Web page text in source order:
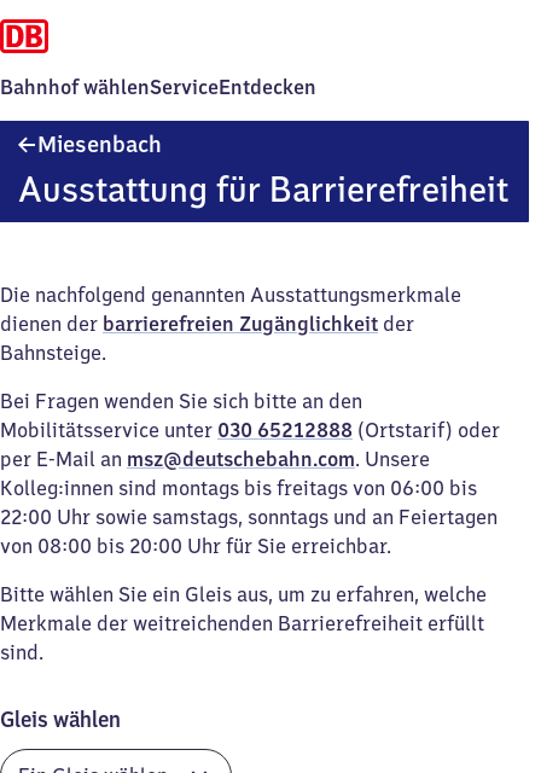
Bahnhof wählenServiceEntdecken
Miesenbach
Ausstattung für Barrierefreiheit
Die nachfolgend genannten Ausstattungsmerkmale
dienen der barrierefreien Zugänglichkeit der
Bahnsteige.
Bei Fragen wenden Sie sich bitte an den
Mobilitätsservice unter 030 65212888 (Ortstarif) oder
per E-Mail an msz@deutschebahn.com. Unsere
Kolleg:innen sind montags bis freitags von 06:00 bis
22:00 Uhr sowie samstags, sonntags und an Feiertagen
von 08:00 bis 20:00 Uhr für Sie erreichbar.
Bitte wählen Sie ein Gleis aus, um zu erfahren, welche
Merkmale der weitreichenden Barrierefreiheit erfüllt
sind.
Gleis wählen